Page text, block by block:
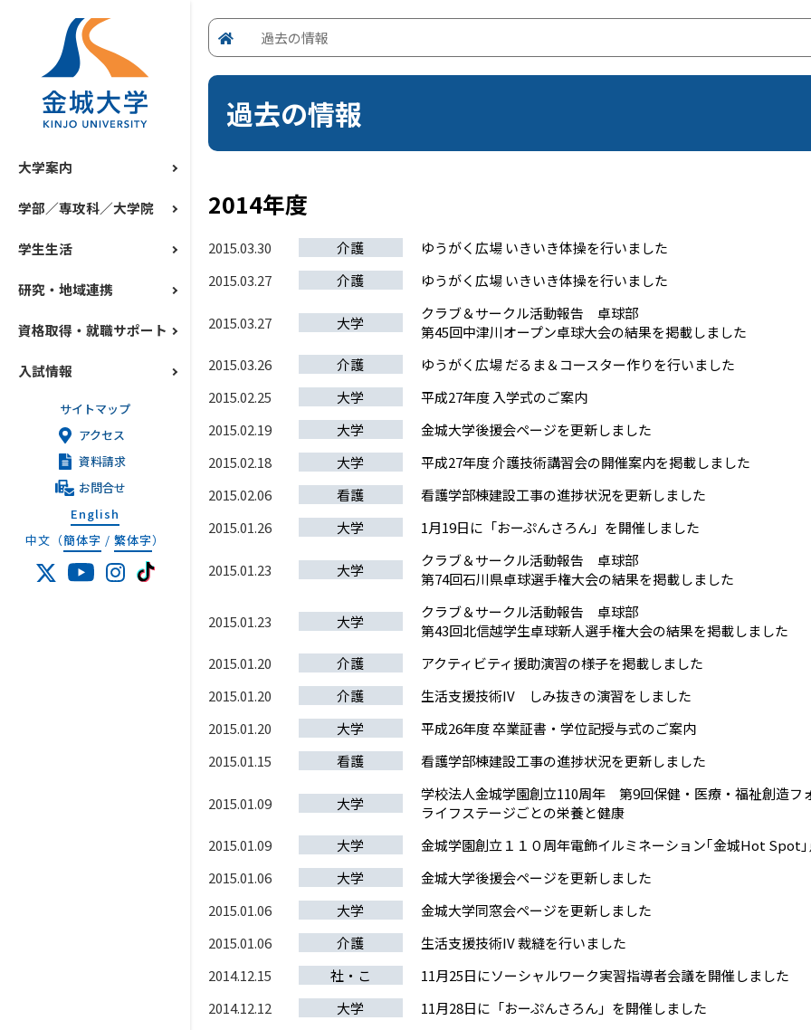
大学案内
学部／専攻科／大学院
学生生活
研究・地域連携
資格取得・就職サポート
入試情報
サイトマップ
アクセス
資料請求
お問合せ
English
中文（簡体字 / 繁体字）
過去の情報
過去の情報
2014年度
2015.03.30 介護
ゆうがく広場 いきいき体操を行いました
2015.03.27
介護 ゆうがく広場 いきいき体操を行いました
2015.03.27 大学
クラブ＆サークル活動報告 卓球部
第45回中津川オープン卓球大会の結果を掲載しました
2015.03.26
介護
ゆうがく広場 だるま＆コースター作りを行いました
2015.02.25
大学
平成27年度 入学式のご案内
2015.02.19
大学
金城大学後援会ページを更新しました
2015.02.18
大学
平成27年度 介護技術講習会の開催案内を掲載しました
2015.02.06
看護
看護学部棟建設工事の進捗状況を更新しました
2015.01.26
大学 1月19日に「おーぷんさろん」を開催しました
2015.01.23 大学
クラブ＆サークル活動報告 卓球部
第74回石川県卓球選手権大会の結果を掲載しました
2015.01.23 大学
クラブ＆サークル活動報告 卓球部
第43回北信越学生卓球新人選手権大会の結果を掲載しました
2015.01.20
介護
アクティビティ援助演習の様子を掲載しました
2015.01.20
介護
生活支援技術IV しみ抜きの演習をしました
2015.01.20
大学
平成26年度 卒業証書・学位記授与式のご案内
2015.01.15
看護 看護学部棟建設工事の進捗状況を更新しました
2015.01.09 大学
学校法人金城学園創立110周年 第9回保健・医療・福祉創造フ
ライフステージごとの栄養と健康
2015.01.09
大学
金城学園創立１１０周年電飾イルミネーション｢金城Hot Spot
2015.01.06
大学
金城大学後援会ページを更新しました
2015.01.06
大学
金城大学同窓会ページを更新しました
2015.01.06
介護
生活支援技術IV 裁縫を行いました
2014.12.15
社・こ
11月25日にソーシャルワーク実習指導者会議を開催しました
2014.12.12
大学
11月28日に「おーぷんさろん」を開催しました